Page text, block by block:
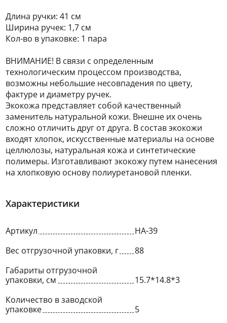
Длина ручки: 41 см
Ширина ручек: 1,7 см
Кол-во в упаковке: 1 пара
ВНИМАНИЕ! В связи с определенным
технологическим процессом производства,
возможны небольшие несовпадения по цвету,
фактуре и диаметру ручек.
Экокожа представляет собой качественный
заменитель натуральной кожи. Внешне их очень
сложно отличить друг от друга. В состав экокожи
входят хлопок, искусственные материалы на основе
целлюлозы, натуральная кожа и синтетические
полимеры. Изготавливают экокожу путем нанесения
на хлопковую основу полиуретановой пленки.
Характеристики
Артикул
HA-39
Вес отгрузочной упаковки, г
88
Габариты отгрузочной
упаковки, см
15.7*14.8*3
Количество в заводской
упаковке
5